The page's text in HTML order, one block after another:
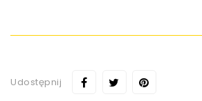
Udostępnij